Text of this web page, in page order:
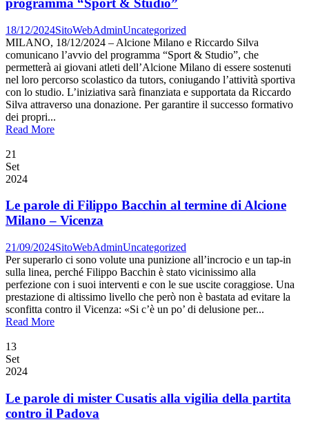
programma “Sport & Studio”
18/12/2024SitoWebAdminUncategorized
MILANO, 18/12/2024 – Alcione Milano e Riccardo Silva
comunicano l’avvio del programma “Sport & Studio”, che
permetterà ai giovani atleti dell’Alcione Milano di essere sostenuti
nel loro percorso scolastico da tutors, coniugando l’attività sportiva
con lo studio. L’iniziativa sarà finanziata e supportata da Riccardo
Silva attraverso una donazione. Per garantire il successo formativo
dei propri...
Read More
21
Set
2024
Le parole di Filippo Bacchin al termine di Alcione
Milano – Vicenza
21/09/2024SitoWebAdminUncategorized
Per superarlo ci sono volute una punizione all’incrocio e un tap-in
sulla linea, perché Filippo Bacchin è stato vicinissimo alla
perfezione con i suoi interventi e con le sue uscite coraggiose. Una
prestazione di altissimo livello che però non è bastata ad evitare la
sconfitta contro il Vicenza: «Si c’è un po’ di delusione per...
Read More
13
Set
2024
Le parole di mister Cusatis alla vigilia della partita
contro il Padova